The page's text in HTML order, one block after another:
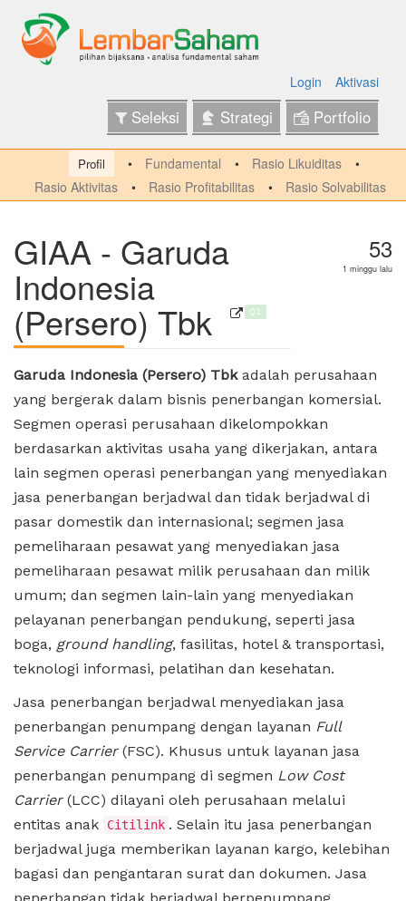
Login Aktivasi
Seleksi Strategi Portfolio
Profil Fundamental
Rasio Likuiditas
Rasio Aktivitas
Rasio Profitabilitas Rasio Solvabilitas
GIAA - Garuda
Indonesia
(Persero) Tbk Q1
53
1 minggu lalu
Garuda Indonesia (Persero) Tbkadalah perusahaan
yang bergerak dalam bisnis penerbangan komersial.
Segmen operasi perusahaan dikelompokkan
berdasarkan aktivitas usaha yang dikerjakan, antara
lain segmen operasi penerbangan yang menyediakan
jasa penerbangan berjadwal dan tidak berjadwal di
pasar domestik dan internasional; segmen jasa
pemeliharaan pesawat yang menyediakan jasa
pemeliharaan pesawat milik perusahaan dan milik
umum; dan segmen lain-lain yang menyediakan
pelayanan penerbangan pendukung, seperti jasa
boga, ground handling, fasilitas, hotel & transportasi,
teknologi informasi, pelatihan dan kesehatan.
Jasa penerbangan berjadwal menyediakan jasa
penerbangan penumpang dengan layanan Full
Service Carrier(FSC). Khusus untuk layanan jasa
penerbangan penumpang di segmen Low Cost
Carrier(LCC) dilayani oleh perusahaan melalui
entitas anak
Citilink . Selain itu jasa penerbangan
berjadwal juga memberikan layanan kargo, kelebihan
bagasi dan pengantaran surat dan dokumen. Jasa
penerbangan tidak berjadwal berpenumpang